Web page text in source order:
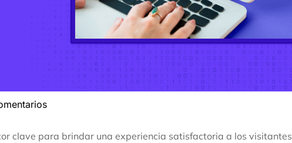
clave para brindar una experiencia satisfactoria a los visitantes